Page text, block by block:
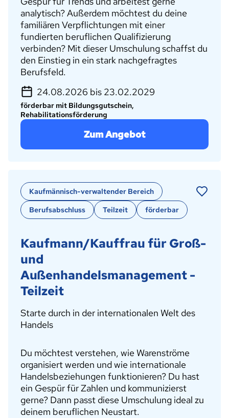
analytisch? Außerdem möchtest du deine
familiären Verpflichtungen mit einer
fundierten beruflichen Qualifizierung
verbinden? Mit dieser Umschulung schaffst du
den Einstieg in ein stark nachgefragtes
Berufsfeld.
24.08.2026 bis 23.02.2029
förderbar mit Bildungsgutschein,
Rehabilitationsförderung
Zum Angebot
Kaufmännisch-verwaltender Bereich
Berufsabschluss
Teilzeit förderbar
Kaufmann/Kauffrau für Groß-
und
Außenhandelsmanagement -
Teilzeit
Starte durch in der internationalen Welt des
Handels
Du möchtest verstehen, wie Warenströme
organisiert werden und wie internationale
Handelsbeziehungen funktionieren? Du hast
ein Gespür für Zahlen und kommunizierst
gerne? Dann passt diese Umschulung ideal zu
deinem beruflichen Neustart.